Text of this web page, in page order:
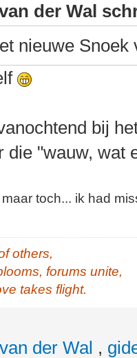
der Wal
nieuwe
bij
die "wauw, wat
toch... ik had
others,
forums unite,
takes flight.
der Wal ,